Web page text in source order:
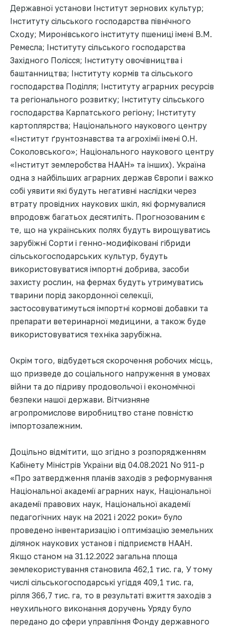
Державної установи Інститут зернових культур;
Інституту сільського господарства північного
Сходу; Миронівського інституту пшениці імені В.М.
Ремесла; Інституту сільського господарства
Західного Полісся; Інституту овочівництва і
баштанництва; Інституту кормів та сільського
господарства Поділля; Інституту аграрних ресурсів
та регіонального розвитку; Інституту сільського
господарства Карпатського регіону; Інституту
картоплярства; Національного наукового центру
«Інститут ґрунтознавства та агрохімії імені О.Н.
Соколовського»; Національного наукового центру
«Інститут землеробства НААН» та інших). Україна
одна з найбільших аграрних держав Європи і важко
собі уявити які будуть негативні наслідки через
втрату провідних наукових шкіл, які формувалися
впродовж багатьох десятиліть. Прогнозованим є
те, що на українських полях будуть вирощуватись
зарубіжні Сорти i генно-модифіковані гібриди
сільськогосподарських культур, будуть
використовуватися імпортні добрива, засоби
захисту рослин, на фермах будуть утримуватись
тварини порід закордонної селекції,
застосовуватимуться імпортні кормові добавки та
препарати ветеринарної медицини, а також буде
використовуватися техніка зарубіжна.
Окрім того, відбудеться скорочення робочих місць,
що призведе до соціального напруження в умовах
війни та до підриву продовольчої і економічної
безпеки нашої держави. Вітчизняне
агропромислове виробництво стане повністю
імпортозалежним.
Доцільно відмітити, що згідно з розпорядженням
Кабінету Міністрів України від 04.08.2021 No 911-р
«Про затвердження планів заходів з реформування
Національної академії аграрних наук, Національної
академії правових наук, Національної академії
педагогічних наук на 2021 і 2022 роки» було
проведено інвентаризацію і оптимізацію земельних
ділянок наукових установ і підприємств НААН.
Якщо станом на 31.12.2022 загальна площа
землекористування становила 462,1 тис. га, У тому
числі сільськогосподарські угіддя 409,1 тис. га,
рілля 366,7 тис. га, то в результаті вжиття заходів з
неухильного виконання доручень Уряду було
передано до сфери управління Фонду державного